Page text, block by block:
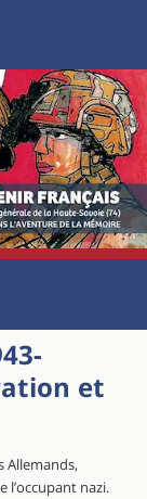
et
Allemands,
l’occupant nazi.